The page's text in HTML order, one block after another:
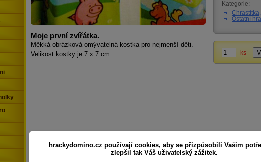
Moje první zvířátka.
Měkká obrázková omývatelná kostka pro nejmenší děti.
Velikost kostky je 7 x 7 cm.
Kategorie:
Ostatní
ks
hrackydomino.cz používají cookies, aby se přizpůsobili Vašim
zlepšil tak Váš uživatelský zážitek.